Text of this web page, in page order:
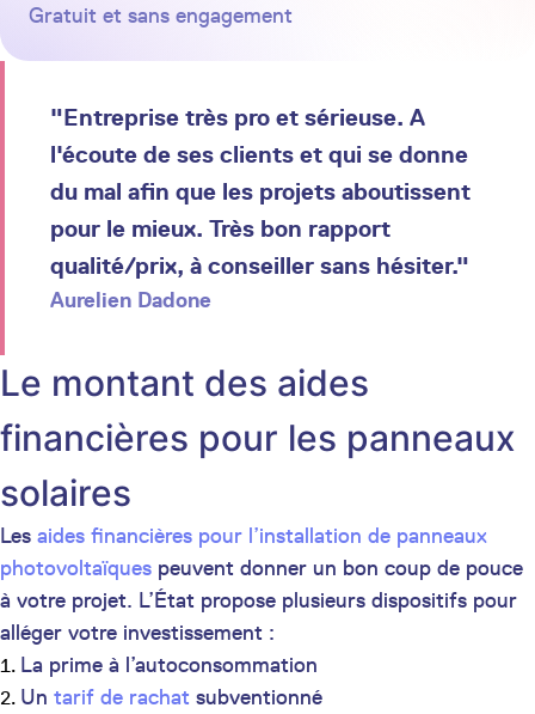
Gratuit et sans engagement
"Entreprise très pro et sérieuse. A
l'écoute de ses clients et qui se donne
du mal afin que les projets aboutissent
pour le mieux. Très bon rapport
qualité/prix, à conseiller sans hésiter."
Aurelien Dadone
Le montant des aides
financières pour les panneaux
solaires
Les aides financières pour l’installation de panneaux
photovoltaïques peuvent donner un bon coup de pouce
à votre projet. L’État propose plusieurs dispositifs pour
alléger votre investissement :
La prime à l’autoconsommation
Un tarif de rachat subventionné